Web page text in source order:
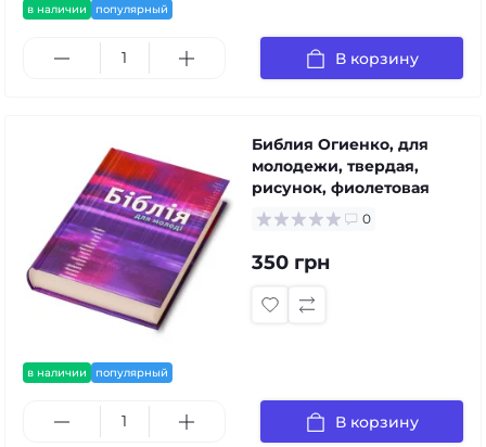
в наличии популярный
В корзину
в наличии популярный
Библия Огиенко, для
молодежи, твердая,
рисунок, фиолетовая
0
350 грн
В корзину